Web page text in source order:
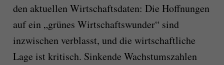
den aktuellen Wirtschaftsdaten: Die Hoffnungen
auf ein „grünes Wirtschaftswunder“ sind
inzwischen verblasst, und die wirtschaftliche
Lage ist kritisch. Sinkende Wachstumszahlen